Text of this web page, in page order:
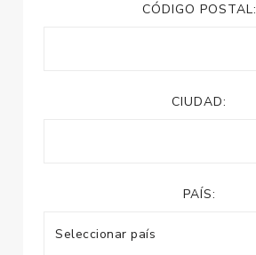
CÓDIGO POSTAL:
CIUDAD:
PAÍS: